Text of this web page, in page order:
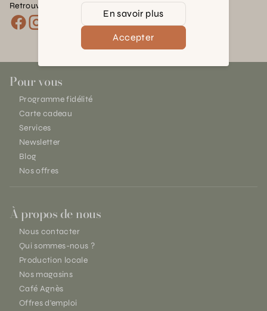
Retrouvez nous sur les réseaux :
Pour vous
Programme fidélité
Carte cadeau
Services
Newsletter
Blog
Nos offres
À propos de nous
Nous contacter
Qui sommes-nous ?
Production locale
Nos magasins
Café Agnès
Offres d'emploi
En savoir plus
Accepter